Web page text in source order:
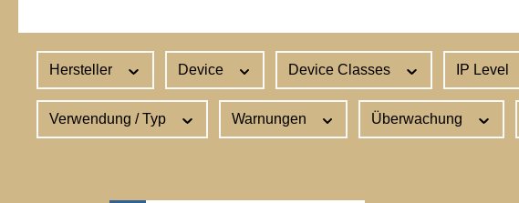
Hersteller Device Device Classes IP Level
Verwendung / Typ Warnungen Überwachung